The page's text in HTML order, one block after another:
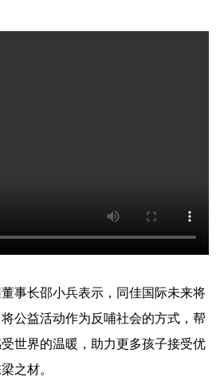
事长邵小兵表示，同佳国际未来将
公益活动作为反哺社会的方式，帮
世界的温暖，助力更多孩子接受优
之材。